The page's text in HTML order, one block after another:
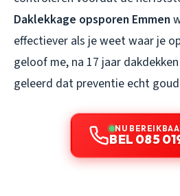
Daklekkage opsporen Emmen
effectiever als je weet waar je
geloof me, na 17 jaar
geleerd dat preventie echt
NU
BEL 085